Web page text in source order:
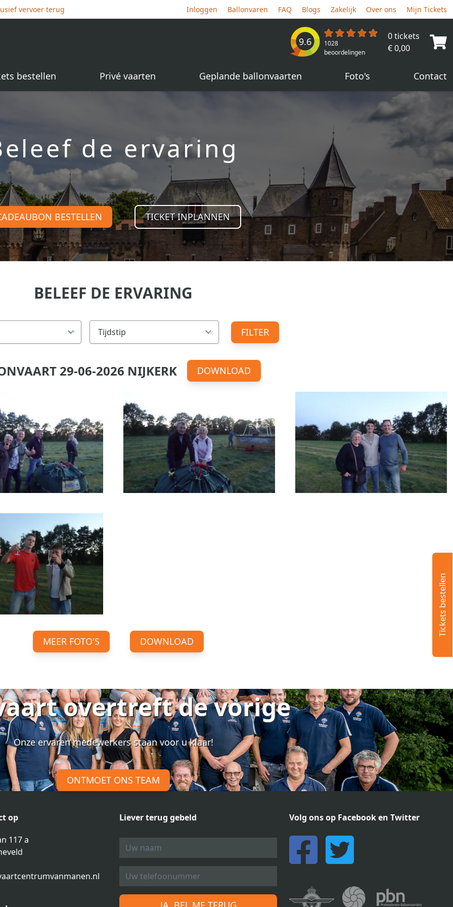
vervoer terug Inloggen Ballonvaren FAQ Blogs Zakelijk Over ons Mijn Tickets
9.6
1028
beoordelingen
0 tickets
€ 0,00
bestellen Privé vaarten Geplande ballonvaarten Foto's Contact
de ervaring
BESTELLEN TICKET INPLANNEN
BELEEF DE ERVARING
FILTER
29-06-2026 NIJKERK DOWNLOAD
MEER FOTO'S DOWNLOAD
overtreft de vorige
Onze ervaren medewerkers staan voor u klaar!
ONTMOET ONS TEAM
op
117 a
Liever terug gebeld Volg ons op Facebook en Twitter
Tickets bestellen